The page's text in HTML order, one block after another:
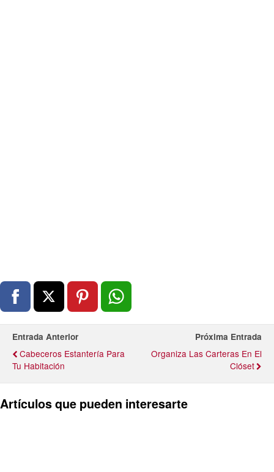
Entrada Anterior
Cabeceros Estantería Para
Tu Habitación
Próxima Entrada
Organiza Las Carteras En El
Clóset
Artículos que pueden interesarte